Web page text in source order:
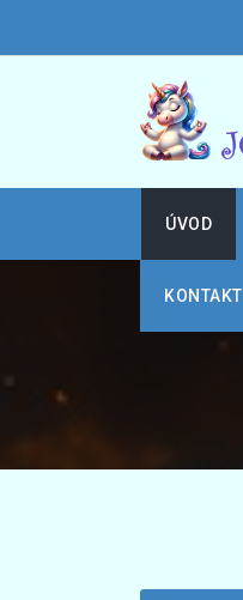
ÚVOD
KONTAKT